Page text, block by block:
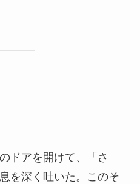
ドアを開けて、「さ
を深く吐いた。このそ